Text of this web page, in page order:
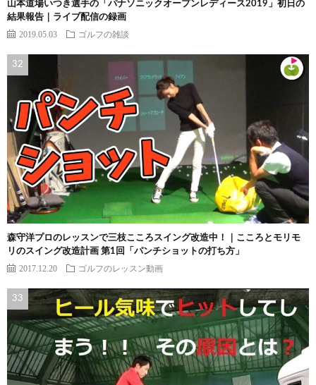
山本道場いつき選手の「パナソニックオープンレディース2019」初日の
結果報告｜ライブ配信の録画
2019.05.03 ゴルフの雑談
森守洋プロのレッスンで三枝こころスイング改造中！｜こころとモリモ
リのスイング改造計画 第1回「パンチショットの打ち方」
2017.12.20 ゴルフのレッスン動画